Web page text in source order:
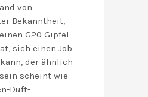
von
Bekanntheit,
G20 Gipfel
sich einen Job
der ähnlich
scheint wie
Duft-